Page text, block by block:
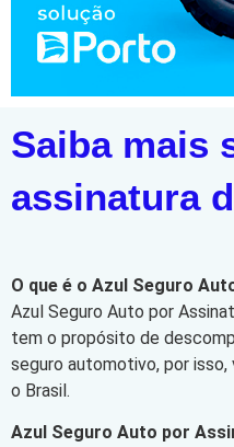
Saiba mais
assinatura
O que é o Azul Seguro
Azul Seguro Auto por
tem o propósito de
seguro automotivo, por
o Brasil.
Azul Seguro Auto por